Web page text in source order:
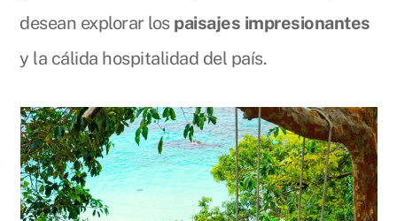
desean explorar los paisajes impresionantes
y la cálida hospitalidad del país.